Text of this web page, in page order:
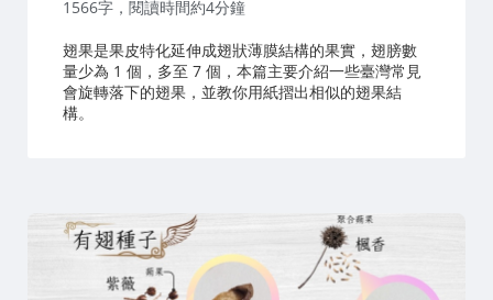
1566字，閱讀時間約4分鐘
翅果是果皮特化延伸成翅狀薄膜結構的果實，翅膀數
量少為 1 個，多至 7 個，本篇主要介紹一些臺灣常見
會旋轉落下的翅果，並教你用紙摺出相似的翅果結
構。